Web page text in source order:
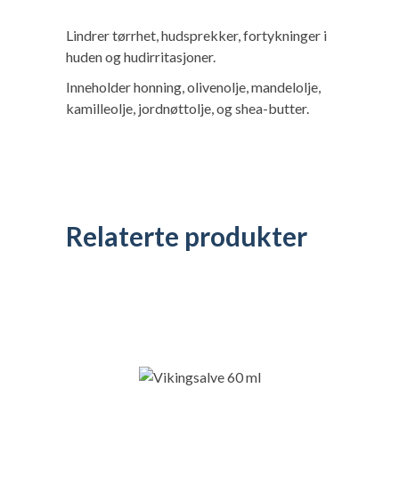
Lindrer tørrhet, hudsprekker, fortykninger i
huden og hudirritasjoner.
Inneholder honning, olivenolje, mandelolje,
kamilleolje, jordnøttolje, og shea-butter.
Relaterte produkter